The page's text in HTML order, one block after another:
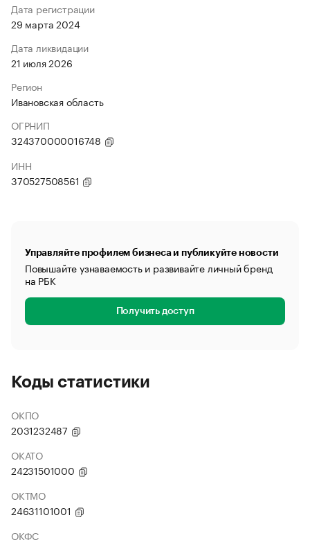
Дата регистрации
29 марта 2024
Дата ликвидации
21 июля 2026
Регион
Ивановская область
ОГРНИП
324370000016748
ИНН
370527508561
Управляйте профилем бизнеса и публикуйте новости
Повышайте узнаваемость и развивайте личный бренд
на РБК
Получить доступ
Коды статистики
ОКПО
2031232487
ОКАТО
24231501000
ОКТМО
24631101001
ОКФС